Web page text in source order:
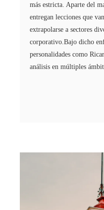
más estricta. Aparte del
entregan lecciones que
extrapolarse a sectores
corporativo.Bajo dicho
personalidades como
análisis en múltiples